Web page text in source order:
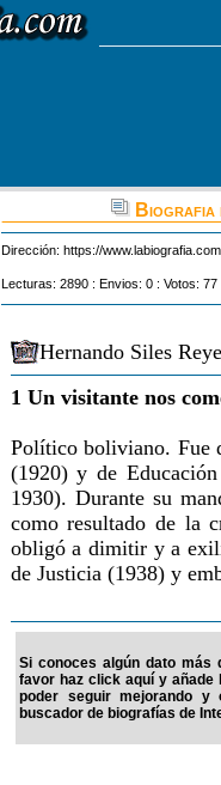
Biografia
Dirección: https://
Lecturas: 2890 : Envios: 0 : Votos:
Hernando Siles
1 Un visitante nos
Político boliviano. Fue
(1920) y de
1930). Durante su
como resultado de la
obligó a dimitir y a
de Justicia (1938) y
Si conoces algún dato más
favor haz click aquí y
poder seguir mejorando y
buscador de biografías de